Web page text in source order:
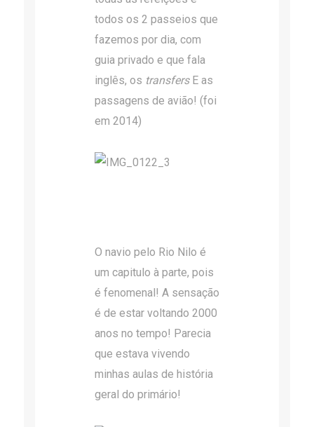
todos os 2 passeios que
fazemos por dia, com
guia privado e que fala
inglês, os transfersE as
passagens de avião! (foi
em 2014)
O navio pelo Rio Nilo é
um capitulo à parte, pois
é fenomenal! A sensação
é de estar voltando 2000
anos no tempo! Parecia
que estava vivendo
minhas aulas de história
geral do primário!